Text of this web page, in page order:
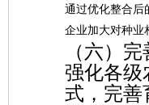
通过优化整合后
企业加大对种业
（六）
强化各级
式，完善